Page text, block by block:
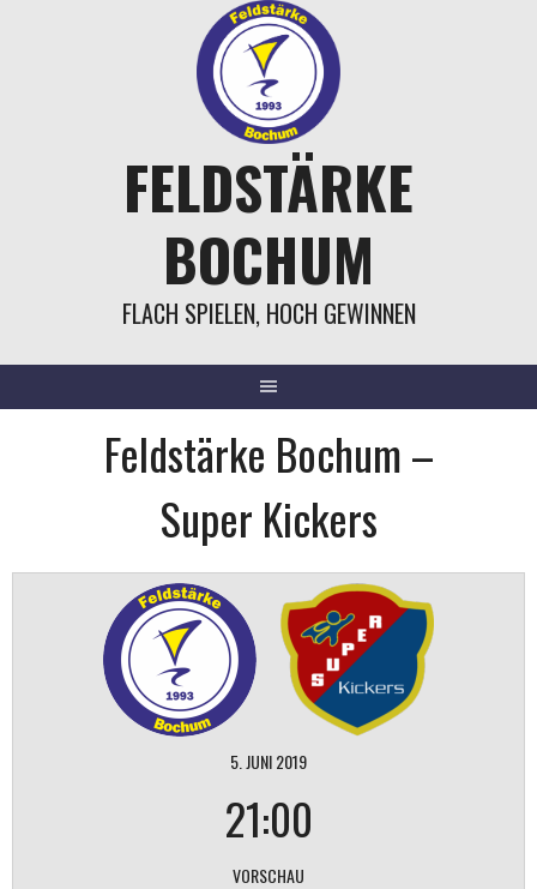
FELDSTÄRKE
BOCHUM
FLACH SPIELEN, HOCH GEWINNEN
Feldstärke Bochum –
Super Kickers
5. JUNI 2019
21:00
VORSCHAU